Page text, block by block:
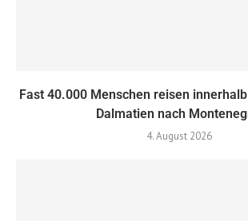
Fast 40.000 Menschen reisen
Dalmatien nach
4. August 2026